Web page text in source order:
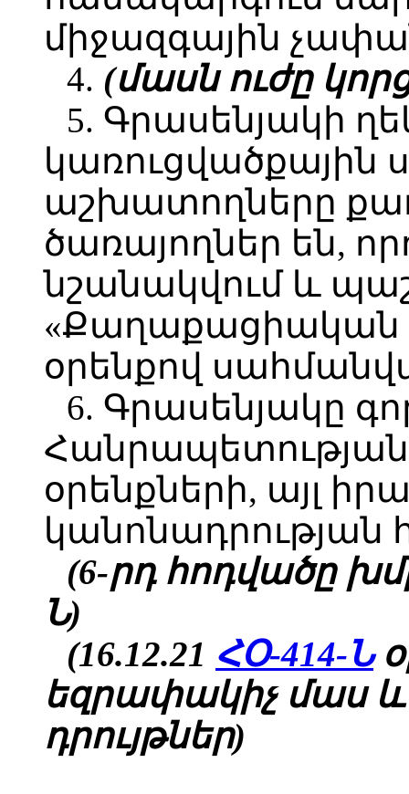
միջազգային
4. (մասն ուժը
5. Գրասենյակի
կառուցվածքային
աշխատողները
ծառայողներ են,
նշանակվում և
«Քաղաքացիական
օրենքով
6. Գրասենյակը
օրենքների, այլ
կանոնադրության
(6-րդ հոդվածը
Ն)
(16.12.21 ՀՕ-414-Ն
եզրափակիչ մաս և
դրույթներ)